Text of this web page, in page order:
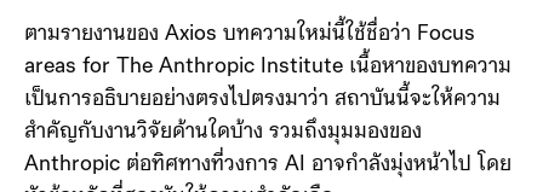
ตามรายงานของ Axios บทความใหม่นี้ใช้ชื่อว่า Focus
areas for The Anthropic Institute เนื้อหาของบทความ
เป็นการอธิบายอย่างตรงไปตรงมาว่า สถาบันนี้จะให้ความ
สำคัญกับงานวิจัยด้านใดบ้าง รวมถึงมุมมองของ